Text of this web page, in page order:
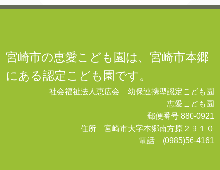
宮崎市の恵愛こども園は、宮崎市本郷
にある認定こども園です。
社会福祉法人恵広会 幼保連携型認定こども園
恵愛こども園
郵便番号 880-0921
住所 宮崎市大字本郷南方原２９１０
電話 (0985)56-4161